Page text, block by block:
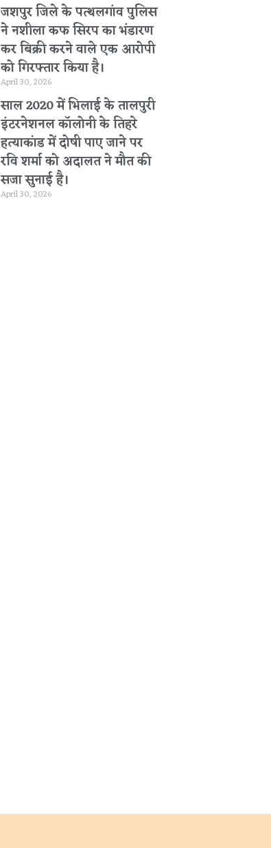
जशपुर जिले के पत्थलगांव पुलिस
ने नशीला कफ सिरप का भंडारण
कर बिक्री करने वाले एक आरोपी
को गिरफ्तार किया है।
April 30, 2026
साल 2020 में भिलाई के तालपुरी
इंटरनेशनल कॉलोनी के तिहरे
हत्याकांड में दोषी पाए जाने पर
रवि शर्मा को अदालत ने मौत की
सजा सुनाई है।
April 30, 2026